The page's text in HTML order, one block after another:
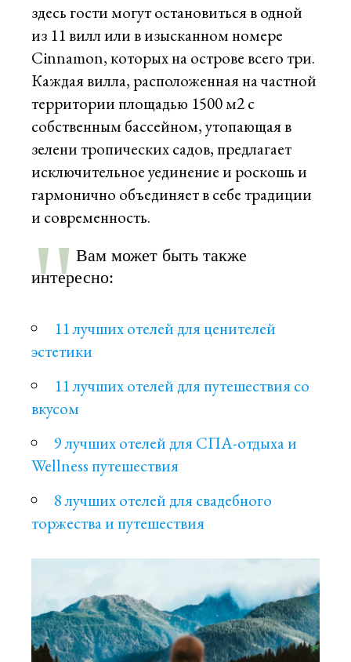
здесь гости могут остановиться в одной
из 11 вилл или в изысканном номере
Cinnamon, которых на острове всего три.
Каждая вилла, расположенная на частной
территории площадью 1500 м2 с
собственным бассейном, утопающая в
зелени тропических садов, предлагает
исключительное уединение и роскошь и
гармонично объединяет в себе традиции
и современность.
Вам может быть также
интересно:
11 лучших отелей для ценителей
эстетики
11 лучших отелей для путешествия со
вкусом
9 лучших отелей для СПА-отдыха и
Wellness путешествия
8 лучших отелей для свадебного
торжества и путешествия